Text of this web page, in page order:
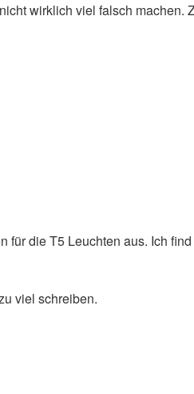
wirklich viel falsch machen.
für die T5 Leuchten aus. Ich
viel schreiben.